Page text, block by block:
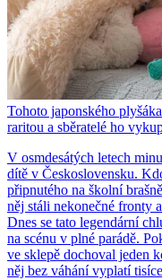
Tohoto japonského
raritou a sběratelé ho
V osmdesátých letech
dítě v Československu.
připnutého na školní
něj stáli nekonečné fronty
Dnes se tato legendární
na scénu v plné parádě.
ve sklepě dochoval jeden
něj bez váhání vyplatí